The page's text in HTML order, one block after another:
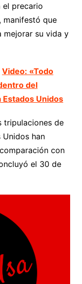
el precario
manifestó que
mejorar su vida y
Video: «Todo
del
Unidos
tripulaciones de
Unidos han
con
el 30 de